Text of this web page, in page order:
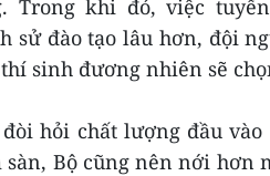
Trong khi đó, việc
sử đào tạo lâu hơn, đội
sinh đương nhiên sẽ
hỏi chất lượng đầu vào
Bộ cũng nên nới hơn